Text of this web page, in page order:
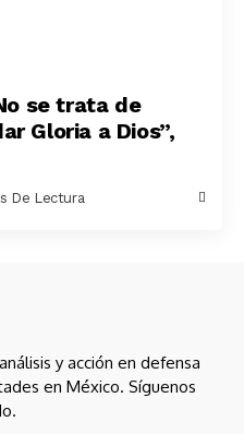
se trata de
Gloria a Dios”,
De Lectura
y acción en defensa
en México. Síguenos